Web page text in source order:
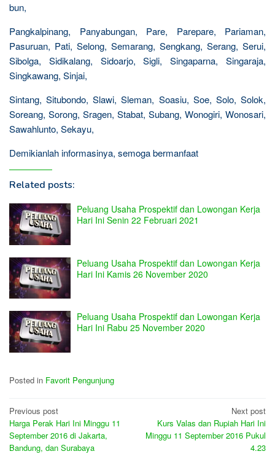
bun,
Pangkalpinang, Panyabungan, Pare, Parepare, Pariaman,
Pasuruan, Pati, Selong, Semarang, Sengkang, Serang, Serui,
Sibolga, Sidikalang, Sidoarjo, Sigli, Singaparna, Singaraja,
Singkawang, Sinjai,
Sintang, Situbondo, Slawi, Sleman, Soasiu, Soe, Solo, Solok,
Soreang, Sorong, Sragen, Stabat, Subang, Wonogiri, Wonosari,
Sawahlunto, Sekayu,
Demikianlah informasinya, semoga bermanfaat
Related posts:
Peluang Usaha Prospektif dan Lowongan Kerja
Hari Ini Senin 22 Februari 2021
Peluang Usaha Prospektif dan Lowongan Kerja
Hari Ini Kamis 26 November 2020
Peluang Usaha Prospektif dan Lowongan Kerja
Hari Ini Rabu 25 November 2020
Posted in Favorit Pengunjung
Post
navigation
Previous post
Harga Perak Hari Ini Minggu 11
September 2016 di Jakarta,
Bandung, dan Surabaya
Next post
Kurs Valas dan Rupiah Hari Ini
Minggu 11 September 2016 Pukul
4.23